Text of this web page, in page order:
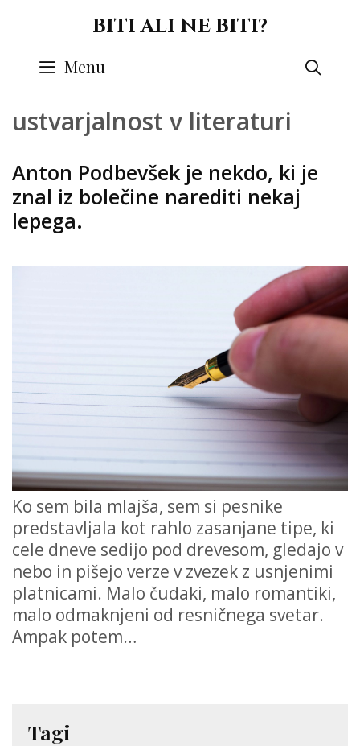
BITI ALI NE BITI?
Menu
ustvarjalnost v literaturi
Anton Podbevšek je nekdo, ki je
znal iz bolečine narediti nekaj
lepega.
Ko sem bila mlajša, sem si pesnike
predstavljala kot rahlo zasanjane tipe, ki
cele dneve sedijo pod drevesom, gledajo v
nebo in pišejo verze v zvezek z usnjenimi
platnicami. Malo čudaki, malo romantiki,
malo odmaknjeni od resničnega svetar.
Ampak potem…
Tagi